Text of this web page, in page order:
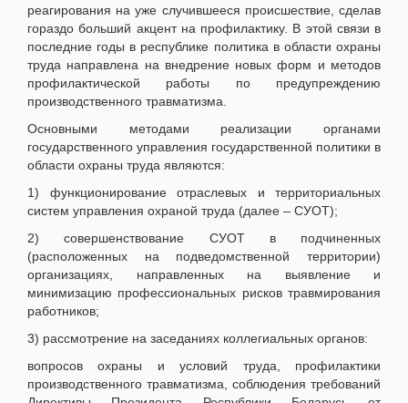
реагирования на уже случившееся происшествие, сделав
гораздо больший акцент на профилактику. В этой связи в
последние годы в республике политика в области охраны
труда направлена на внедрение новых форм и методов
профилактической работы по предупреждению
производственного травматизма.
Основными методами реализации органами
государственного управления государственной политики в
области охраны труда являются:
1) функционирование отраслевых и территориальных
систем управления охраной труда (далее – СУОТ);
2) совершенствование СУОТ в подчиненных
(расположенных на подведомственной территории)
организациях, направленных на выявление и
минимизацию профессиональных рисков травмирования
работников;
3) рассмотрение на заседаниях коллегиальных органов:
вопросов охраны и условий труда, профилактики
производственного травматизма, соблюдения требований